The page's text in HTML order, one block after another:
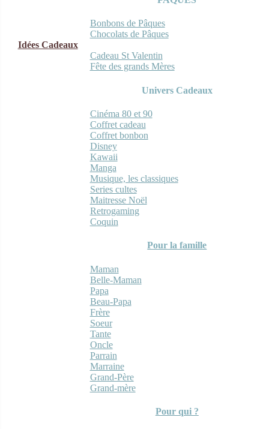
Bonbons de Pâques
Chocolats de Pâques
Idées Cadeaux
Cadeau St Valentin
Fête des grands Mères
Univers Cadeaux
Cinéma 80 et 90
Coffret cadeau
Coffret bonbon
Disney
Kawaii
Manga
Musique, les classiques
Series cultes
Maitresse Noël
Retrogaming
Coquin
Pour la famille
Maman
Belle-Maman
Papa
Beau-Papa
Frère
Soeur
Tante
Oncle
Parrain
Marraine
Grand-Père
Grand-mère
Pour qui ?